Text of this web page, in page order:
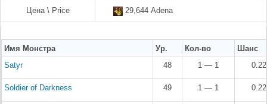
Цена \ Price 29,644 Adena
Имя Монстра Ур. Кол-во
Шанс
Satyr
48 1 — 1
Soldier of Darkness 49 1 — 1